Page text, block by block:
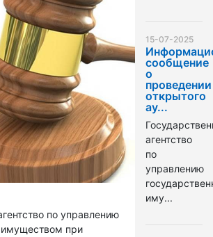
по управлению
при
15-07-2025
сообщение
о
проведении
открытого
ау...
агентство
по
управлению
иму...